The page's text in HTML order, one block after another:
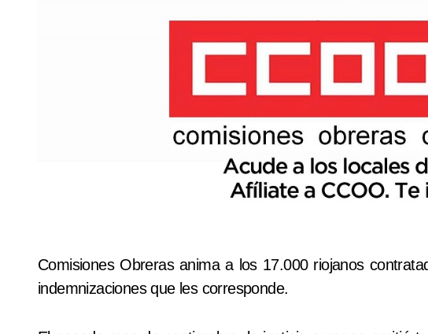
Comisiones Obreras anima a los 17.000 riojanos contratados temporalmente a que reclamen las
indemnizaciones que les corresponde.